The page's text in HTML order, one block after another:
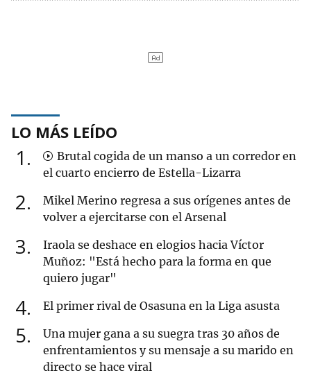
LO MÁS LEÍDO
1
Brutal cogida de un manso a un corredor en
el cuarto encierro de Estella-Lizarra
2
Mikel Merino regresa a sus orígenes antes de
volver a ejercitarse con el Arsenal
3
Iraola se deshace en elogios hacia Víctor
Muñoz: "Está hecho para la forma en que
quiero jugar"
4 El primer rival de Osasuna en la Liga asusta
5
Una mujer gana a su suegra tras 30 años de
enfrentamientos y su mensaje a su marido en
directo se hace viral